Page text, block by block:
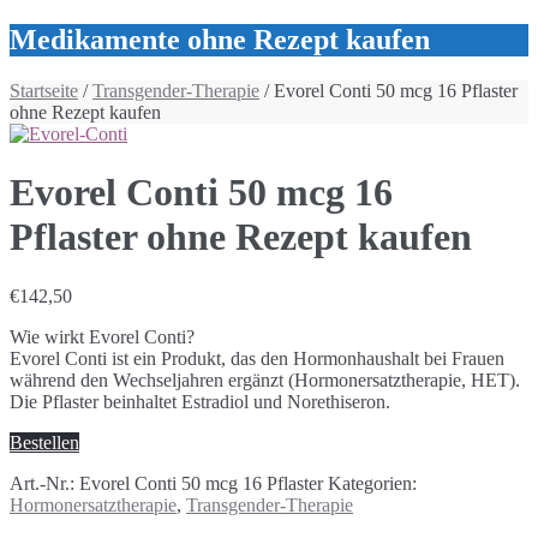
Medikamente ohne Rezept kaufen
Startseite /Transgender-Therapie / Evorel Conti 50 mcg 16 Pflaster
ohne Rezept kaufen
Evorel Conti 50 mcg 16
Pflaster ohne Rezept kaufen
€142,50
Wie wirkt Evorel Conti?
Evorel Conti ist ein Produkt, das den Hormonhaushalt bei Frauen
während den Wechseljahren ergänzt (Hormonersatztherapie, HET).
Die Pflaster beinhaltet Estradiol und Norethiseron.
Bestellen
Art.-Nr.: Evorel Conti 50 mcg 16 Pflaster Kategorien:
Hormonersatztherapie, Transgender-Therapie